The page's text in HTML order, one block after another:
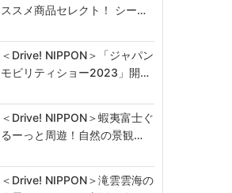
ススメ商品セレクト！ シー…
＜Drive! NIPPON＞「ジャパン
モビリティショー2023」開…
＜Drive! NIPPON＞蝦夷富士ぐ
るーっと周遊！自然の景観…
＜Drive! NIPPON＞滝雲雲海の